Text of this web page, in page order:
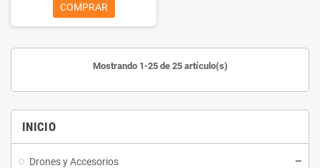
INICIO
Drones y Accesorios
COMPRAR
Mostrando 1-25 de 25 artículo(s)